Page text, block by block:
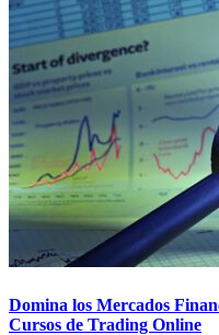
Domina los Mercados
Cursos de Trading Online